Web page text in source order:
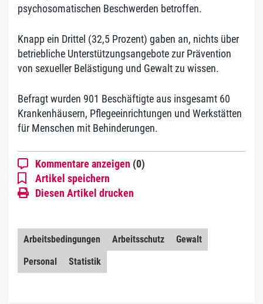
psychosomatischen Beschwerden betroffen.
Knapp ein Drittel (32,5 Prozent) gaben an, nichts über
betriebliche Unterstützungsangebote zur Prävention
von sexueller Belästigung und Gewalt zu wissen.
Befragt wurden 901 Beschäftigte aus insgesamt 60
Krankenhäusern, Pflegeeinrichtungen und Werkstätten
für Menschen mit Behinderungen.
Kommentare anzeigen (0)
Artikel speichern
Diesen Artikel drucken
Arbeitsbedingungen Arbeitsschutz
Gewalt
Personal
Statistik